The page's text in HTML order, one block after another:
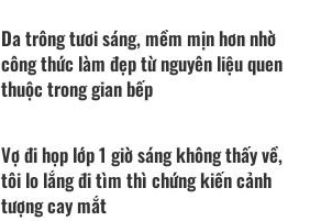
Da trông tươi sáng, mềm mịn hơn nhờ
công thức làm đẹp từ nguyên liệu quen
thuộc trong gian bếp
Vợ đi họp lớp 1 giờ sáng không thấy về,
tôi lo lắng đi tìm thì chứng kiến cảnh
tượng cay mắt